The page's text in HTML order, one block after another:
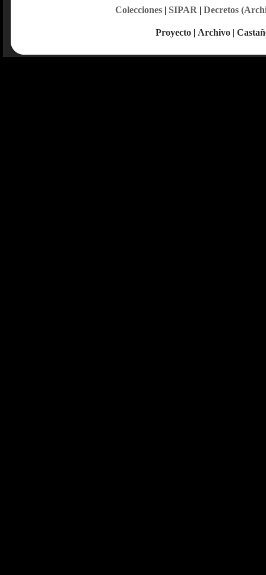
Colecciones| SIPAR | Decretos
Proyecto | Archivo |